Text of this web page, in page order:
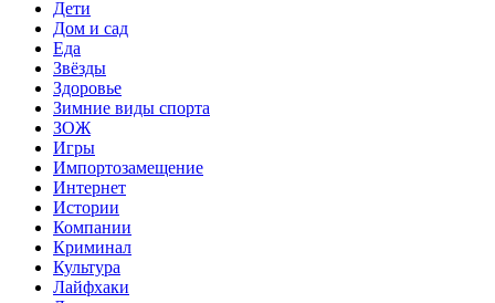
Дети
Дом и сад
Еда
Звёзды
Здоровье
Зимние виды спорта
ЗОЖ
Игры
Импортозамещение
Интернет
Истории
Компании
Криминал
Культура
Лайфхаки